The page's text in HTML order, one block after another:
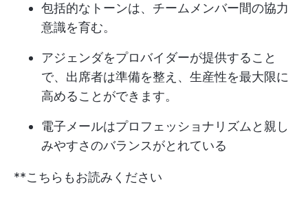
包括的なトーンは、チームメンバー間の協力
意識を育む。
アジェンダをプロバイダーが提供すること
で、出席者は準備を整え、生産性を最大限に
高めることができます。
電子メールはプロフェッショナリズムと親し
みやすさのバランスがとれている
**こちらもお読みください